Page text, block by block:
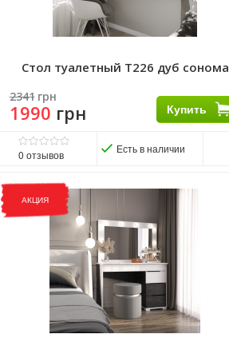
Стол туалетный Т226 дуб сонома
2341 грн
1990 грн Купить
0 отзывов Есть в наличии
Матеріал ніжок:
Матеріал стільниці:
Виробник:
Морели
Комплектація:
Без надстройки
31х100 см.
АКЦИЯ